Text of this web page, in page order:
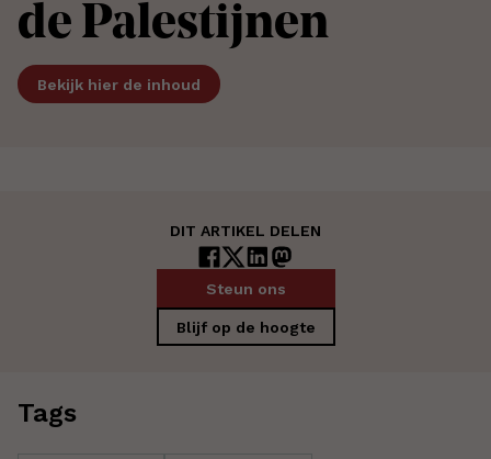
de Palestijnen
Bekijk hier de inhoud
DIT ARTIKEL DELEN
Steun ons
Blijf op de hoogte
Tags